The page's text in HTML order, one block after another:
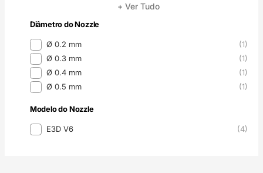
+ Ver Tudo
Diâmetro do Nozzle
Diâmetro do Nozzle
Ø 0.2 mm
(1)
Ø 0.3 mm
(1)
Ø 0.4 mm
(1)
Ø 0.5 mm
(1)
Modelo do Nozzle
Modelo do Nozzle
E3D V6 (4)